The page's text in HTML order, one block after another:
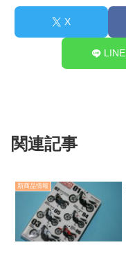
X
LINE
関連記事
新商品情報